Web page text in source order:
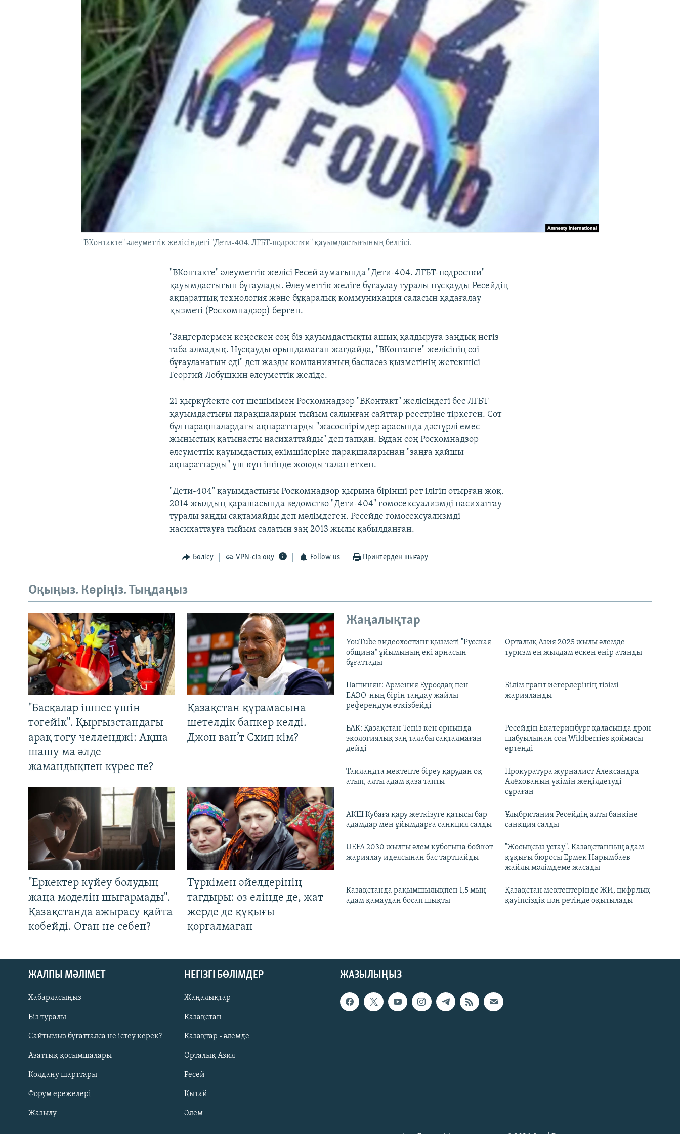
Русский
ЖАЗЫЛЫҢЫЗ
"ВКонтакте" әлеуметтік желісіндегі "Дети-404. ЛГБТ-подростки" қауымдастығының белгісі.
"ВКонтакте" әлеуметтік желісі Ресей аумағында "Дети-404. ЛГБТ-подростки"
қауымдастығын бұғаулады. Әлеуметтік желіге бұғаулау туралы нұсқауды Ресейдің
ақпараттық технология және бұқаралық коммуникация саласын қадағалау
қызметі (Роскомнадзор) берген.
"Заңгерлермен кеңескен соң біз қауымдастықты ашық қалдыруға заңдық негіз
таба алмадық. Нұсқауды орындамаған жағдайда, "ВКонтакте" желісінің өзі
бұғауланатын еді" деп жазды компанияның баспасөз қызметінің жетекшісі
Георгий Лобушкин әлеуметтік желіде.
21 қыркүйекте сот шешімімен Роскомнадзор "ВКонтакт" желісіндегі бес ЛГБТ
қауымдастығы парақшаларын тыйым салынған сайттар реестріне тіркеген. Сот
бұл парақшалардағы ақпараттарды "жасөспірімдер арасында дәстүрлі емес
жыныстық қатынасты насихаттайды" деп тапқан. Бұдан соң Роскомнадзор
әлеуметтік қауымдастық әкімшілеріне парақшаларынан "заңға қайшы
ақпараттарды" үш күн ішінде жоюды талап еткен.
"Дети-404" қауымдастығы Роскомнадзор қырына бірінші рет ілігіп отырған жоқ.
2014 жылдың қарашасында ведомство "Дети-404" гомосексуализмді насихаттау
туралы заңды сақтамайды деп мәлімдеген. Ресейде гомосексуализмді
насихаттауға тыйым салатын заң 2013 жылы қабылданған.
Бөлісу VPN-сіз оқу Follow us Принтерден шығару
Оқыңыз. Көріңіз. Тыңдаңыз
"Басқалар ішпес үшін
төгейік". Қырғызстандағы
арақ төгу челленджі: Ақша
шашу ма әлде
жамандықпен күрес пе?
Қазақстан құрамасына
шетелдік бапкер келді.
Джон ван’т Схип кім?
"Еркектер күйеу болудың
жаңа моделін шығармады".
Қазақстанда ажырасу қайта
көбейді. Оған не себеп?
Түркімен әйелдерінің
тағдыры: өз елінде де, жат
жерде де құқығы
қорғалмаған
Жаңалықтар
YouTube видеохостинг қызметі "Русская
община" ұйымының екі арнасын
бұғаттады
Орталық Азия 2025 жылы әлемде
туризм ең жылдам өскен өңір атанды
Пашинян: Армения Еуроодақ пен
ЕАЭО-ның бірін таңдау жайлы
референдум өткізбейді
Білім грант иегерлерінің тізімі
жарияланды
БАҚ: Қазақстан Теңіз кен орнында
экологиялық заң талабы сақталмаған
дейді
Ресейдің Екатеринбург қаласында дрон
шабуылынан соң Wildberries қоймасы
өртенді
Таиландта мектепте біреу қарудан оқ
атып, алты адам қаза тапты
Прокуратура журналист Александра
Алёхованың үкімін жеңілдетуді
сұраған
АҚШ Кубаға қару жеткізуге қатысы бар
адамдар мен ұйымдарға санкция салды
Ұлыбритания Ресейдің алты банкіне
санкция салды
UEFA 2030 жылғы әлем кубогына бойкот
жариялау идеясынан бас тартпайды
"Жосықсыз ұстау". Қазақстанның адам
құқығы бюросы Ермек Нарымбаев
жайлы мәлімдеме жасады
Қазақстанда рақымшылықпен 1,5 мың
адам қамаудан босап шықты
Қазақстан мектептерінде ЖИ, цифрлық
қауіпсіздік пән ретінде оқытылады
ЖАЗЫЛЫҢЫЗ
ЖАЛПЫ МӘЛІМЕТ
Хабарласыңыз
Біз туралы
Сайтымыз бұғатталса не істеу керек?
Азаттық қосымшалары
Қолдану шарттары
Форум ережелері
Жазылу
НЕГІЗГІ БӨЛІМДЕР
Жаңалықтар
Қазақстан
Қазақтар - әлемде
Орталық Азия
Ресей
Қытай
Әлем